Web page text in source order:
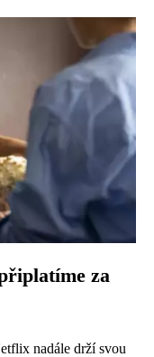
za
nadále drží svou